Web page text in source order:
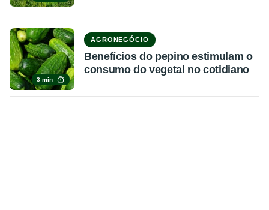
3 min
AGRONEGÓCIO
Benefícios do pepino estimulam o
consumo do vegetal no cotidiano